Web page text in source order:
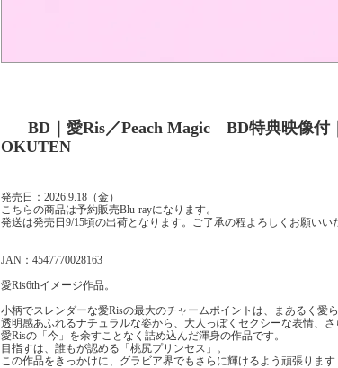
BD｜愛Ris／Peach Magic BD特典映像付
OKUTEN
発売日：2026.9.18（金）
こちらの商品は予約販売Blu-rayになります。
発送は発売日9/15頃の出荷となります。ご了承の程よろしくお願いい
JAN：4547770028163
愛Ris6thイメージ作品。
小柄でスレンダーな愛Risの最大のチャームポイントは、まあるく愛ら
透明感あふれるナチュラルな姿から、大人っぽくセクシーな表情、
愛Risの「今」を余すことなく詰め込んだ渾身の作品です。
目指すは、誰もが認める「桃尻プリンセス」。
この作品をきっかけに、グラビア界でもさらに輝けるよう頑張ります